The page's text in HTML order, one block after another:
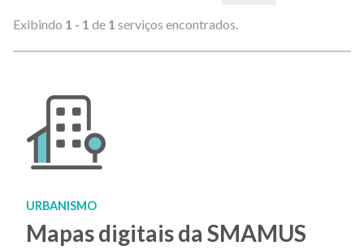
Exibindo 1 - 1 de 1 serviços encontrados.
URBANISMO
Mapas digitais da SMAMUS